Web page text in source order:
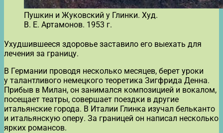
Пушкин и Жуковский у Глинки. Худ.
В. Е. Артамонов. 1953 г.
Ухудшившееся здоровье заставило его выехать для
лечения за границу.
В Германии проводя несколько месяцев, берет уроки
у талантливого немецкого теоретика Зигфрида Денна.
Прибыв в Милан, он занимался композицией и вокалом,
посещает театры, совершает поездки в другие
итальянские города. В Италии Глинка изучал бельканто
и итальянскую оперу. За границей он написал несколько
ярких романсов.